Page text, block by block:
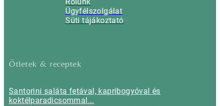
Ügyfélszolgálat
Süti tájákoztató
Ötletek & receptek
Santorini saláta fetával, kapribogyóval és
koktélparadicsommal...